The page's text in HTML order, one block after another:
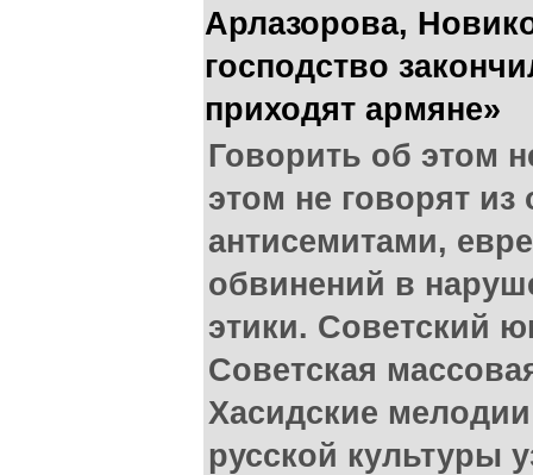
Арлазорова,
господство
приходят армяне»
Говорить об этом
этом не говорят
антисемитами,
обвинений в
этики. Советский
Советская
Хасидские
русской культуры